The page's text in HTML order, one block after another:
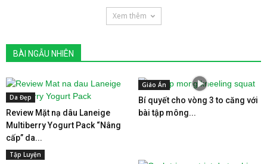
Xem thêm
BÀI NGẪU NHIÊN
Da Đẹp
Review Mặt nạ dâu Laneige
Multiberry Yogurt Pack “Nâng
cấp” da...
Giáo Án
Bí quyết cho vòng 3 to căng với
bài tập mông...
Tập Luyện